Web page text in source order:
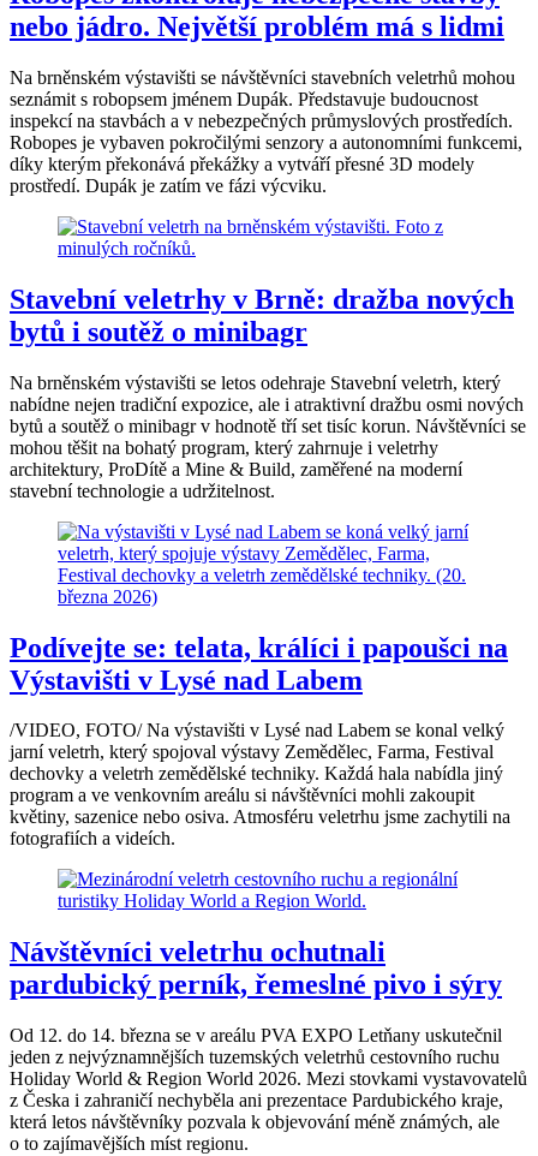
nebo jádro. Největší problém má s lidmi
Na brněnském výstavišti se návštěvníci stavebních veletrhů mohou
seznámit s robopsem jménem Dupák. Představuje budoucnost
inspekcí na stavbách a v nebezpečných průmyslových prostředích.
Robopes je vybaven pokročilými senzory a autonomními funkcemi,
díky kterým překonává překážky a vytváří přesné 3D modely
prostředí. Dupák je zatím ve fázi výcviku.
Stavební veletrhy v Brně: dražba nových
bytů i soutěž o minibagr
Na brněnském výstavišti se letos odehraje Stavební veletrh, který
nabídne nejen tradiční expozice, ale i atraktivní dražbu osmi nových
bytů a soutěž o minibagr v hodnotě tří set tisíc korun. Návštěvníci se
mohou těšit na bohatý program, který zahrnuje i veletrhy
architektury, ProDítě a Mine & Build, zaměřené na moderní
stavební technologie a udržitelnost.
Podívejte se: telata, králíci i papoušci na
Výstavišti v Lysé nad Labem
/VIDEO, FOTO/ Na výstavišti v Lysé nad Labem se konal velký
jarní veletrh, který spojoval výstavy Zemědělec, Farma, Festival
dechovky a veletrh zemědělské techniky. Každá hala nabídla jiný
program a ve venkovním areálu si návštěvníci mohli zakoupit
květiny, sazenice nebo osiva. Atmosféru veletrhu jsme zachytili na
fotografiích a videích.
Návštěvníci veletrhu ochutnali
pardubický perník, řemeslné pivo i sýry
Od 12. do 14. března se v areálu PVA EXPO Letňany uskutečnil
jeden z nejvýznamnějších tuzemských veletrhů cestovního ruchu
Holiday World & Region World 2026. Mezi stovkami vystavovatelů
z Česka i zahraničí nechyběla ani prezentace Pardubického kraje,
která letos návštěvníky pozvala k objevování méně známých, ale
o to zajímavějších míst regionu.